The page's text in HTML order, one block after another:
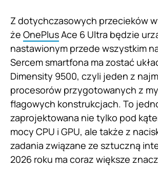
Z dotychczasowych przecieków
że OnePlusAce 6 Ultra będzie
nastawionym przede wszystkim
Sercem smartfona ma zostać
Dimensity 9500, czyli jeden z
procesorów przygotowanych z
flagowych konstrukcjach. To
zaprojektowana nie tylko pod
mocy CPU i GPU, ale także z
zadania związane ze sztuczną
2026 roku ma coraz większe